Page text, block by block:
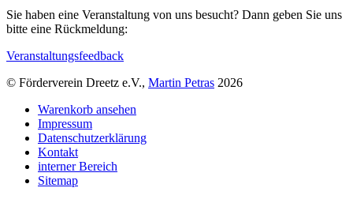
Sie haben eine Veranstaltung von uns besucht? Dann geben Sie uns
bitte eine Rückmeldung:
Veranstaltungsfeedback
© Förderverein Dreetz e.V., Martin Petras 2026
Warenkorb ansehen
Impressum
Datenschutzerklärung
Kontakt
interner Bereich
Sitemap